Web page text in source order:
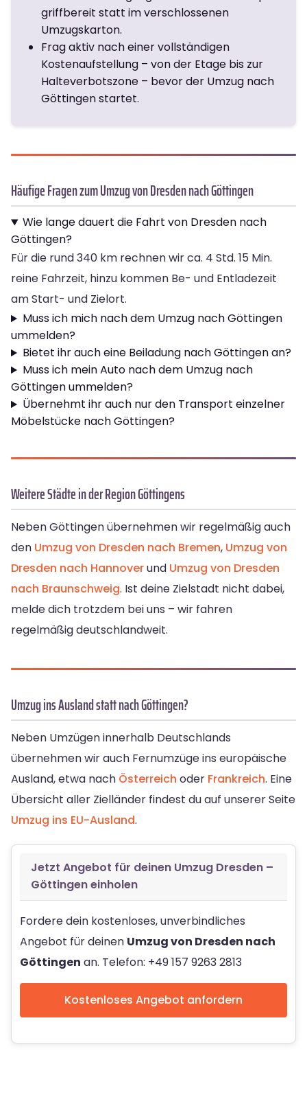
griffbereit statt im verschlossenen
Umzugskarton.
Frag aktiv nach einer vollständigen
Kostenaufstellung – von der Etage bis zur
Halteverbotszone – bevor der Umzug nach
Göttingen startet.
Häufige Fragen zum Umzug von Dresden nach Göttingen
Wie lange dauert die Fahrt von Dresden nach
Göttingen?
Für die rund 340 km rechnen wir ca. 4 Std. 15 Min.
reine Fahrzeit, hinzu kommen Be- und Entladezeit
am Start- und Zielort.
Muss ich mich nach dem Umzug nach Göttingen
ummelden?
Bietet ihr auch eine Beiladung nach Göttingen an?
Muss ich mein Auto nach dem Umzug nach
Göttingen ummelden?
Übernehmt ihr auch nur den Transport einzelner
Möbelstücke nach Göttingen?
Weitere Städte in der Region Göttingens
Neben Göttingen übernehmen wir regelmäßig auch
den Umzug von Dresden nach Bremen, Umzug von
Dresden nach Hannoverund Umzug von Dresden
nach Braunschweig. Ist deine Zielstadt nicht dabei,
melde dich trotzdem bei uns – wir fahren
regelmäßig deutschlandweit.
Umzug ins Ausland statt nach Göttingen?
Neben Umzügen innerhalb Deutschlands
übernehmen wir auch Fernumzüge ins europäische
Ausland, etwa nach Österreich oder Frankreich. Eine
Übersicht aller Zielländer findest du auf unserer Seite
Umzug ins EU-Ausland.
Jetzt Angebot für deinen Umzug Dresden –
Göttingen einholen
Fordere dein kostenloses, unverbindliches
Angebot für deinen Umzug von Dresden nach
Göttingen an. Telefon: +49 157 9263 2813
Kostenloses Angebot anfordern